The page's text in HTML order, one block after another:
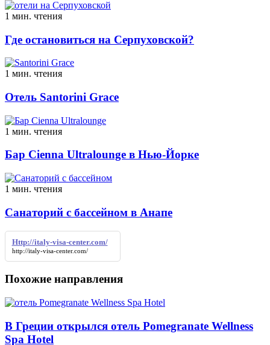
1 мин. чтения
Где остановиться на Серпуховской?
1 мин. чтения
Отель Santorini Grace
1 мин. чтения
Бар Cienna Ultralounge в Нью-Йорке
1 мин. чтения
Санаторий с бассейном в Анапе
Http://italy-visa-center.com/
http://italy-visa-center.com/
Похожие направления
В Греции открылся отель Pomegranate Wellness
Spa Hotel